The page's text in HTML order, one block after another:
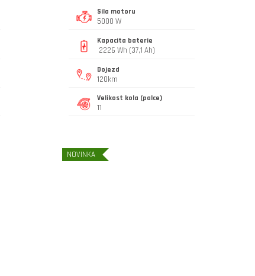
Síla motoru
5000 W
Kapacita baterie
2226 Wh (37,1 Ah)
Dojezd
120km
Velikost kola (palce)
11
NOVINKA